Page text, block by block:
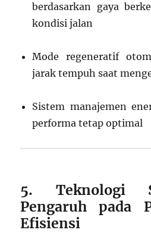
berdasarkan gaya
kondisi jalan
Mode regeneratif
jarak tempuh saat
Sistem manajemen
performa tetap optimal
5. Teknologi
Pengaruh pada
Efisiensi